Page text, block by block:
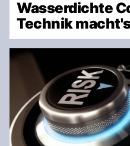
Wasserdichte
Technik